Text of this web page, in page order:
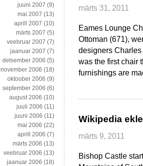
märts 31, 2011
Eames Lounge
Ottoman (671),
designers
was the first chair
furnishings are
Wikipedia
märts 9, 2011
Bishop Castle
juuni 2007 (9)
mai 2007 (13)
aprill 2007 (10)
märts 2007 (5)
veebruar 2007 (7)
jaanuar 2007 (7)
detsember 2006 (5)
november 2006 (18)
oktoober 2006 (9)
september 2006 (6)
august 2006 (10)
juuli 2006 (11)
juuni 2006 (11)
mai 2006 (22)
aprill 2006 (7)
märts 2006 (13)
veebruar 2006 (13)
jaanuar 2006 (18)